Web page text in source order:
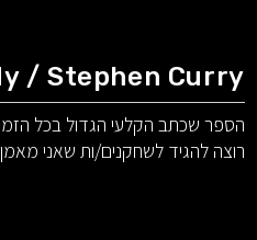
/ Stephen Curry
הספר שכתב הקלעי הגדול בכל
רוצה להגיד לשחקנים/ות שאני